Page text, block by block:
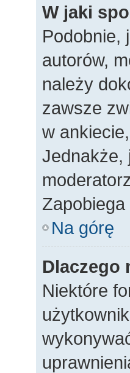
W jaki
Podobnie,
autorów,
należy
zawsze
w
Jednakże,
Na górę
Dlaczego
Niektóre